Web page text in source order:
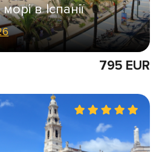
в Іспанії
795 EUR